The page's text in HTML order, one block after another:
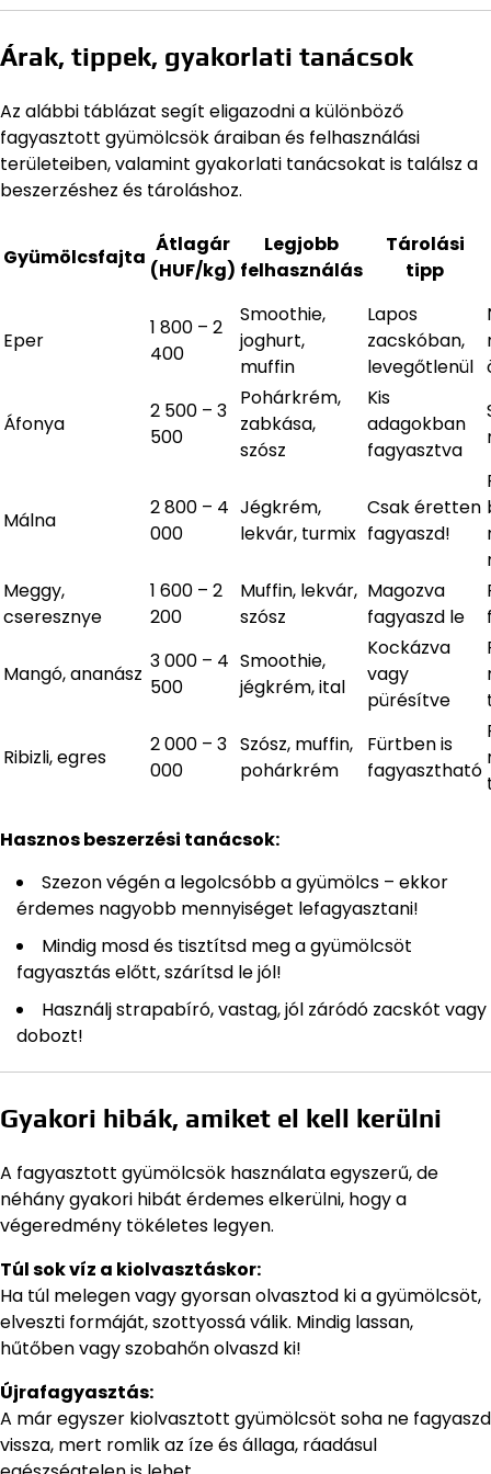
Árak, tippek, gyakorlati tanácsok
Az alábbi táblázat segít eligazodni a különböző
fagyasztott gyümölcsök áraiban és felhasználási
területeiben, valamint gyakorlati tanácsokat is találsz a
beszerzéshez és tároláshoz.
Gyümölcsfajta
Átlagár
(HUF/kg)
Legjobb
felhasználás
Tárolási
tipp
Eper
1 800 – 2
400
Smoothie,
joghurt,
muffin
Lapos
zacskóban,
levegőtlenül
Áfonya
2 500 – 3
500
Pohárkrém,
zabkása,
szósz
Kis
adagokban
fagyasztva
Málna
2 800 – 4
000
Jégkrém,
lekvár, turmix
Csak éretten
fagyaszd!
Meggy,
cseresznye
1 600 – 2
200
Muffin, lekvár,
szósz
Magozva
fagyaszd le
Mangó, ananász
3 000 – 4
500
Smoothie,
jégkrém, ital
Kockázva
vagy
pürésítve
Ribizli, egres
2 000 – 3
000
Szósz, muffin,
pohárkrém
Fürtben is
fagyasztható
Hasznos beszerzési tanácsok:
Szezon végén a legolcsóbb a gyümölcs – ekkor
érdemes nagyobb mennyiséget lefagyasztani!
Mindig mosd és tisztítsd meg a gyümölcsöt
fagyasztás előtt, szárítsd le jól!
Használj strapabíró, vastag, jól záródó zacskót vagy
dobozt!
Gyakori hibák, amiket el kell kerülni
A fagyasztott gyümölcsök használata egyszerű, de
néhány gyakori hibát érdemes elkerülni, hogy a
végeredmény tökéletes legyen.
Túl sok víz a kiolvasztáskor:
Ha túl melegen vagy gyorsan olvasztod ki a gyümölcsöt,
elveszti formáját, szottyossá válik. Mindig lassan,
hűtőben vagy szobahőn olvaszd ki!
Újrafagyasztás:
A már egyszer kiolvasztott gyümölcsöt soha ne fagyaszd
vissza, mert romlik az íze és állaga, ráadásul